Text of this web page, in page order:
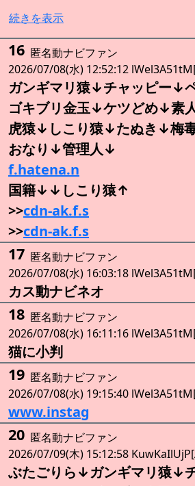
続きを表示
16 匿名動ナビファン
2026/07/08(水) 12:52:12
ガンギマリ猿↓チャッピー↓
ゴキブリ金玉↓ケツどめ↓素
虎猿↓しこり猿↓たぬき↓梅
おなり↓管理人↓
f.hatena.n
国籍↓↓しこり猿↑
>>cdn-ak.f.s
>>cdn-ak.f.s
17 匿名動ナビファン
2026/07/08(水) 16:03:18
カス動ナビネオ
18 匿名動ナビファン
2026/07/08(水) 16:11:16
猫に小判
19 匿名動ナビファン
2026/07/08(水) 19:15:40
www.instag
20 匿名動ナビファン
2026/07/09(木) 15:12:58
ぶたごりら↓ガンギマリ猿↓